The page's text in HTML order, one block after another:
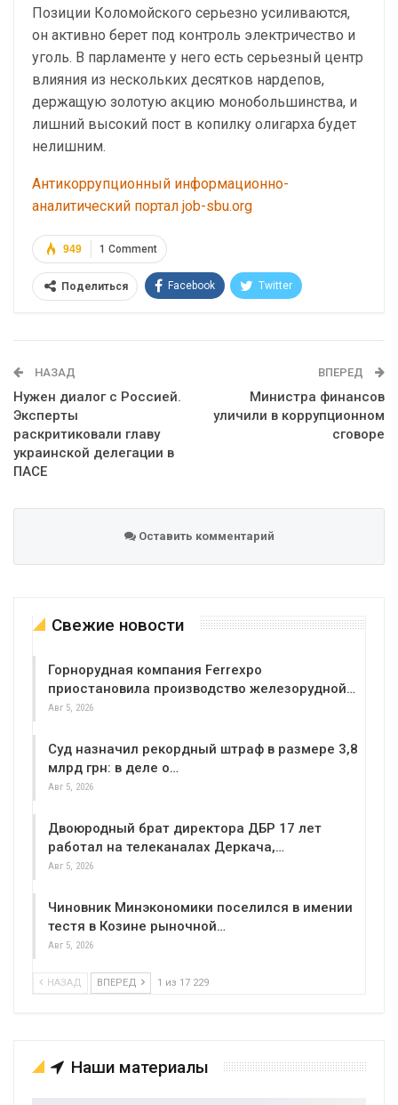
Позиции Коломойского серьезно усиливаются,
он активно берет под контроль электричество и
уголь. В парламенте у него есть серьезный центр
влияния из нескольких десятков нардепов,
держащую золотую акцию монобольшинства, и
лишний высокий пост в копилку олигарха будет
нелишним.
Антикоррупционный информационно-
аналитический портал job-sbu.org
1 Comment
949
Поделиться Facebook Twitter
НАЗАД
Нужен диалог с Россией.
Эксперты
раскритиковали главу
украинской делегации в
ПАСЕ
ВПЕРЕД
Министра финансов
уличили в коррупционном
сговоре
Оставить комментарий
Свежие новости
Горнорудная компания Ferrexpo
приостановила производство железорудной…
Авг 5, 2026
Суд назначил рекордный штраф в размере 3,8
млрд грн: в деле о…
Авг 5, 2026
Двоюродный брат директора ДБР 17 лет
работал на телеканалах Деркача,…
Авг 5, 2026
Чиновник Минэкономики поселился в имении
тестя в Козине рыночной…
Авг 5, 2026
НАЗАД ВПЕРЕД 1 из 17 229
Наши материалы